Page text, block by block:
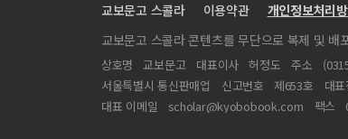
교보문고 스콜라 이용약관 개인정보처리
교보문고 스콜라 콘텐츠를 무단으로 복제 및
상호명 교보문고 대표이사 허정도 주소
서울특별시 통신판매업
신고번호 제653호 대
대표 이메일
scholar@kyobobook.com 팩스